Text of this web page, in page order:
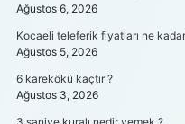
Ağustos 6, 2026
Kocaeli teleferik fiyatları ne
Ağustos 5, 2026
6 karekökü kaçtır ?
Ağustos 3, 2026